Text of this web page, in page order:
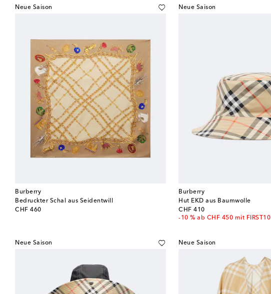
Neue Saison
Burberry
Bedruckter Schal aus Seidentwill
CHF 460
original price
Neue Saison
Burberry
Hut EKD aus Baumwolle
CHF 410
original price
-10 % ab CHF 450 mit FIRST10
Neue Saison Neue Saison